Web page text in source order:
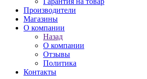
Производители
Магазины
О компании
Назад
О компании
Отзывы
Политика
Контакты